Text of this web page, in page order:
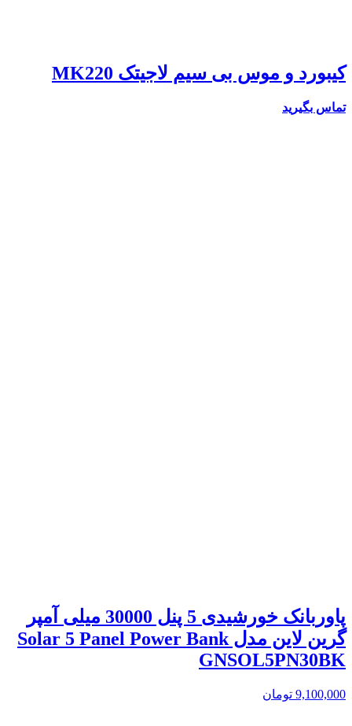
کیبورد و موس بی سیم لاجیتک MK220
تماس بگیرید
پاوربانک خورشیدی 5 پنل 30000 میلی آمپر
گرین لاین مدل Solar 5 Panel Power Bank
GNSOL5PN30BK
9,100,000 تومان